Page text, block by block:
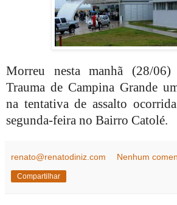
Morreu nesta manhã (28/
Trauma de Campina Grande
na tentativa de assalto
segunda-feira no Bairro Catolé.
renato@renatodiniz.com Nenhum
Compartilhar